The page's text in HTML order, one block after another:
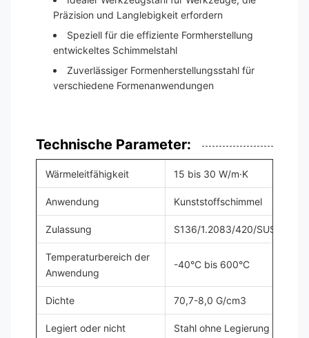
Präzision und Langlebigkeit erfordern
Speziell für die effiziente Formherstellung
entwickeltes Schimmelstahl
Zuverlässiger Formenherstellungsstahl für
verschiedene Formenanwendungen
Technische Parameter:
Wärmeleitfähigkeit 15 bis 30 W/m·K
Anwendung Kunststoffschimmel
Zulassung S136/1.2083/420/
Temperaturbereich der
Anwendung
-40°C bis 600°C
Dichte 70,7-8,0 G/cm3
Legiert oder nicht Stahl ohne Legierung